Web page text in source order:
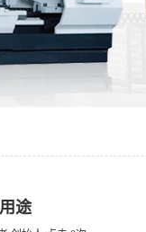
途